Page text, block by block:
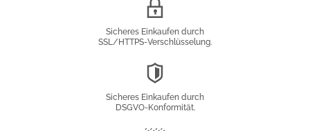
Sicheres Einkaufen durch
SSL/HTTPS-Verschlüsselung.
Sicheres Einkaufen durch
DSGVO-Konformität.